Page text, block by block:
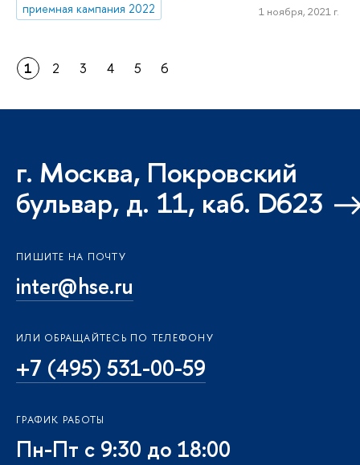
приемная кампания 2022
1 ноября, 2021 г.
1 2 3 4 5 6
г. Москва, Покровский
бульвар, д. 11, каб. D623
ПИШИТЕ НА ПОЧТУ
inter@hse.ru
ИЛИ ОБРАЩАЙТЕСЬ ПО ТЕЛЕФОНУ
+7 (495) 531-00-59
ГРАФИК РАБОТЫ
Пн-Пт с 9:30 до 18:00